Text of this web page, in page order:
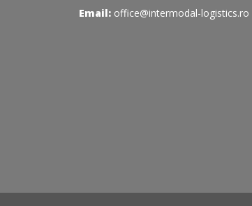
Email:office@intermodal-logistics.ro